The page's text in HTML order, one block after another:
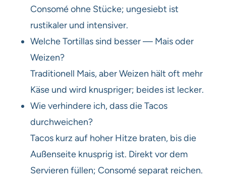
Consomé ohne Stücke; ungesiebt ist
rustikaler und intensiver.
Welche Tortillas sind besser — Mais oder
Weizen?
Traditionell Mais, aber Weizen hält oft mehr
Käse und wird knuspriger; beides ist lecker.
Wie verhindere ich, dass die Tacos
durchweichen?
Tacos kurz auf hoher Hitze braten, bis die
Außenseite knusprig ist. Direkt vor dem
Servieren füllen; Consomé separat reichen.